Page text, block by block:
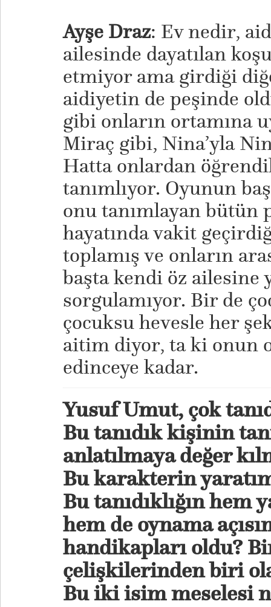
Ayşe Draz: Ev nedir,
ailesinde dayatılan
etmiyor ama girdiği
aidiyetin de peşinde
gibi onların ortamına
Miraç gibi, Nina’yla
Hatta onlardan
tanımlıyor. Oyunun
onu tanımlayan bütün
hayatında vakit
toplamış ve onların
başta kendi öz ailesine
sorgulamıyor. Bir de
çocuksu hevesle her
aitim diyor, ta ki onun
edinceye kadar.
Yusuf Umut, çok
Bu tanıdık kişinin
anlatılmaya değer
Bu karakterin
Bu tanıdıklığın hem
hem de oynama
handikapları oldu?
çelişkilerinden biri
Bu iki isim meselesi